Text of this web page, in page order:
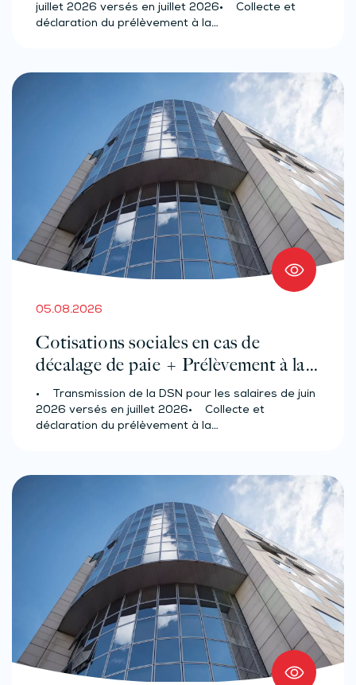
juillet 2026 versés en juillet 2026• Collecte et
déclaration du prélèvement à la…
05.08.2026
Cotisations sociales en cas de
décalage de paie + Prélèvement à la
source des salariés et assimilés
(effectif d’au moins 50 salariés)
• Transmission de la DSN pour les salaires de juin
2026 versés en juillet 2026• Collecte et
déclaration du prélèvement à la…